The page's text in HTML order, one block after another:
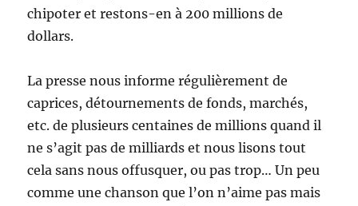
chipoter et restons-en à 200 millions de
dollars.
La presse nous informe régulièrement de
caprices, détournements de fonds, marchés,
etc. de plusieurs centaines de millions quand il
ne s’agit pas de milliards et nous lisons tout
cela sans nous offusquer, ou pas trop… Un peu
comme une chanson que l’on n’aime pas mais